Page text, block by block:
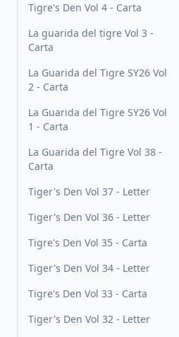
Tigre's Den Vol 4 - Carta
La guarida del tigre Vol 3 -
Carta
La Guarida del Tigre SY26 Vol
2 - Carta
La Guarida del Tigre SY26 Vol
1 - Carta
La Guarida del Tigre Vol 38 -
Carta
Tiger's Den Vol 37 - Letter
Tiger's Den Vol 36 - Letter
Tigre's Den Vol 35 - Carta
Tiger's Den Vol 34 - Letter
Tigre's Den Vol 33 - Carta
Tiger's Den Vol 32 - Letter